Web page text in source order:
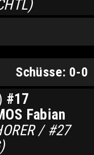
Schüsse: 0-0
#17
Fabian
/ #27